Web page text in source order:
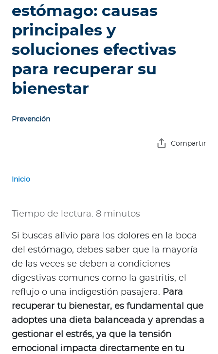
estómago: causas
principales y
soluciones efectivas
para recuperar su
bienestar
Prevención
Compartir
Inicio
Tiempo de lectura: 8 minutos
Si buscas alivio para los dolores en la boca
del estómago, debes saber que la mayoría
de las veces se deben a condiciones
digestivas comunes como la gastritis, el
reflujo o una indigestión pasajera. Para
recuperar tu bienestar, es fundamental que
adoptes una dieta balanceada y aprendas a
gestionar el estrés, ya que la tensión
emocional impacta directamente en tu